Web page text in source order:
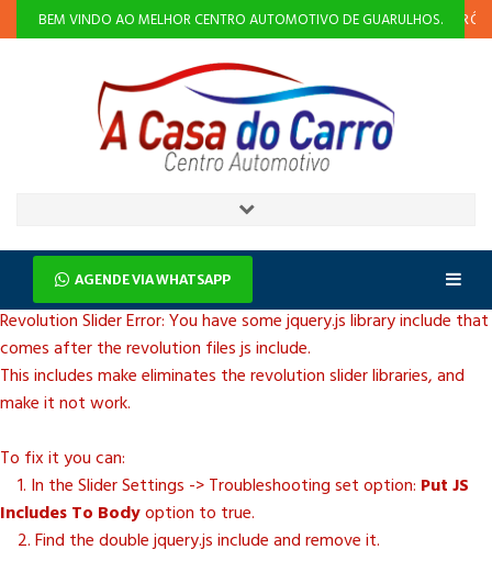
BEM VINDO AO MELHOR CENTRO AUTOMOTIVO DE GUARULHOS.
ALINHAMENTO E BALANCEAMENTO INJEÇÃO ELETRÔNICA
AGENDE VIA WHATSAPP
Revolution Slider Error: You have some jquery.js library include that
comes after the revolution files js include.
This includes make eliminates the revolution slider libraries, and
make it not work.
To fix it you can:
1. In the Slider Settings -> Troubleshooting set option: Put JS
Includes To Bodyoption to true.
2. Find the double jquery.js include and remove it.